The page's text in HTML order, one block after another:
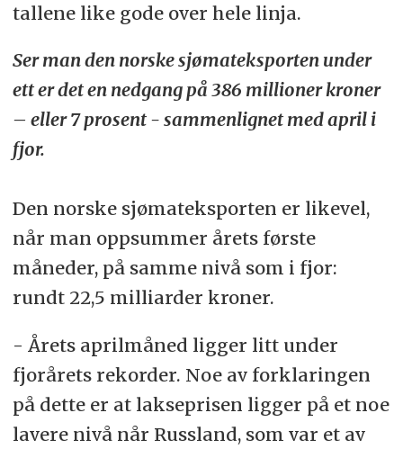
tallene like gode over hele linja.
Ser man den norske sjømateksporten under
ett er det en nedgang på 386 millioner kroner
– eller 7 prosent - sammenlignet med april i
fjor.
Den norske sjømateksporten er likevel,
når man oppsummer årets første
måneder, på samme nivå som i fjor:
rundt 22,5 milliarder kroner.
- Årets aprilmåned ligger litt under
fjorårets rekorder. Noe av forklaringen
på dette er at lakseprisen ligger på et noe
lavere nivå når Russland, som var et av